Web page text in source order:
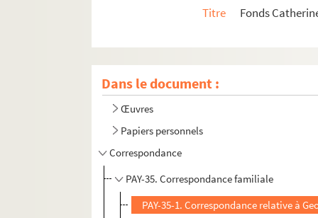
Titre
Fonds
Dans le document :
Œuvres
Papiers personnels
Correspondance
PAY-35. Correspondance familiale
PAY-35-1. Correspondance relative à